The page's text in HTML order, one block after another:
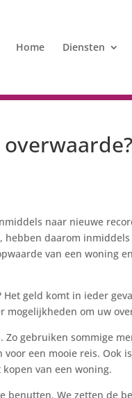
Home Diensten
naar nieuwe
daarom
van een woning
geld komt in ieder
mogelijkheden om uw
gebruiken sommige
een mooie reis. Ook
van een woning.
benutten. We zetten de